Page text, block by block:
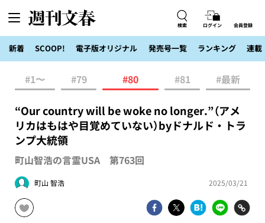
検索 ログイン 会員登録
新着 SCOOP! 電子版オリジナル 発売号一覧 ランキング 連載
#1〜 #79 #80 #81 #最新
“Our country will be woke no longer.”（アメ
リカはもはや目覚めていない）byドナルド・トラ
ンプ大統領
町山智浩の言霊USA 第763回
町山 智浩 2025/03/21